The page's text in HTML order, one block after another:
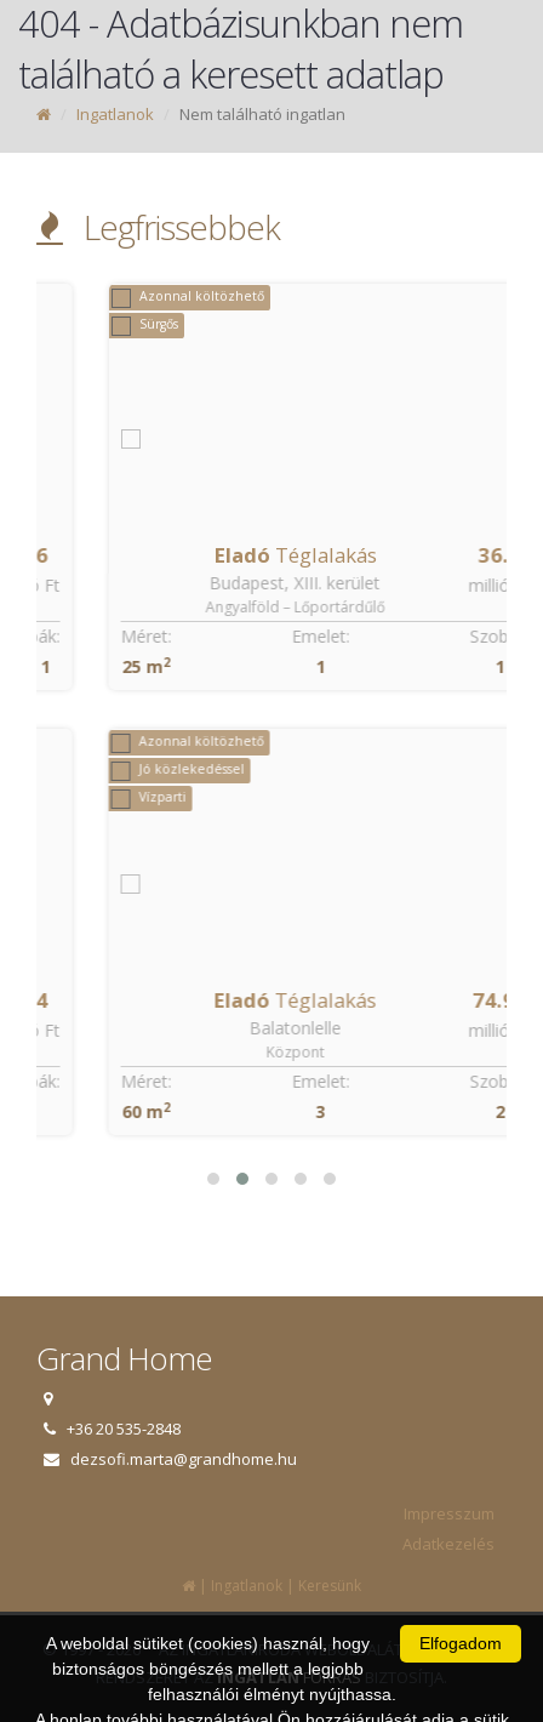
404 - Adatbázisunkban nem
található a keresett adatlap
Ingatlanok Nem található ingatlan
Legfrissebbek
Azonnal költözhető
millió Ft
Téglalakás
Budapest, XIII. kerület
Angyalföld – Lőportárdűlő
Szobák:
Emelet:
Azonnal költözhető
Jó közlekedéssel
millió Ft
EladóTéglalakás
Balatonlelle
Központ
Szobák:
Emelet:
Grand Home
+36 20 535-2848
dezsofi.marta@grandhome.hu
Impresszum
Adatkezelés
| Ingatlanok | Keresünk
© 1997 - 2026 AZ INGATLANIRODA WEBOLDALÁT ÉS ÜGYVITELI
RENDSZERÉT AZINGATLANFORRÁSBIZTOSÍTJA.
Elfogadom
A weboldal sütiket (cookies) használ, hogy
biztonságos böngészés mellett a legjobb
felhasználói élményt nyújthassa.